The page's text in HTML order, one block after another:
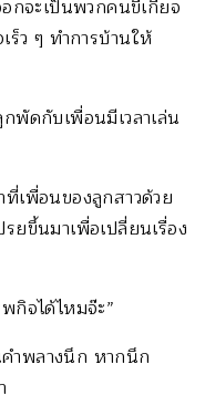
กจะเป็นพวกคนขี้เกียจ
ร็ว ๆ ทำการบ้านให้
พัดกับเพื่อนมีเวลาเล่น
เพื่อนของลูกสาวด้วย
ยขึ้นมาเพื่อเปลี่ยนเรื่อง
กิจได้ไหมจ๊ะ”
ำพลางนึก หากนึก